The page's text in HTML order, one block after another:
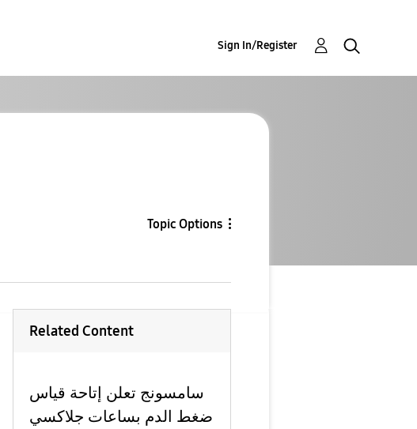
Sign In/Register
Topic Options
Related Content
سامسونج تعلن إتاحة قياس
ضغط الدم بساعات جلاكسي